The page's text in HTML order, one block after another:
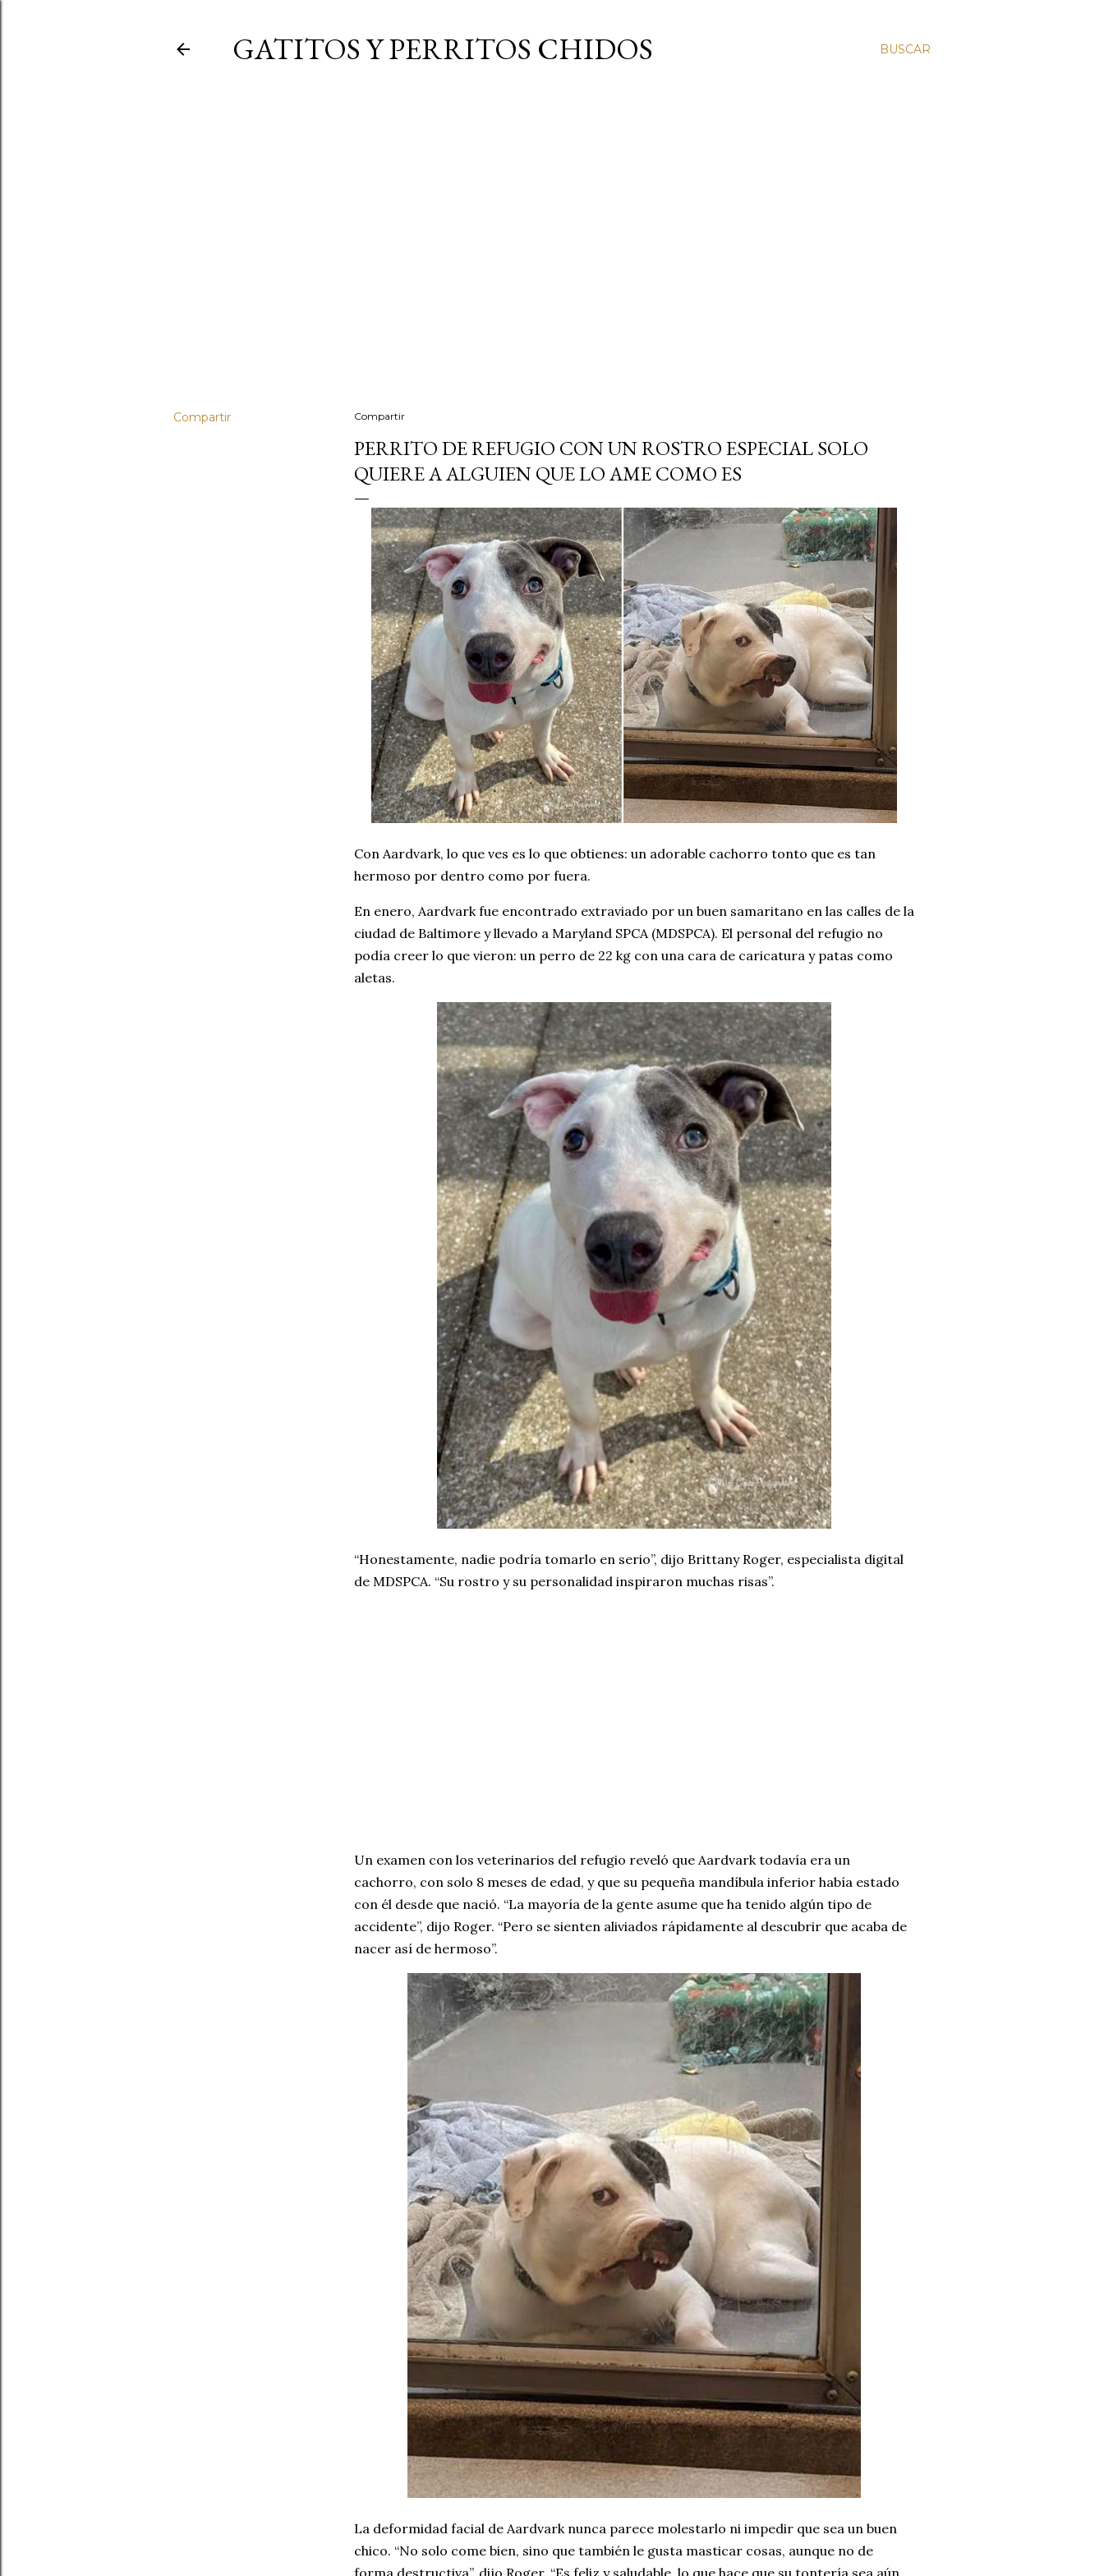
BUSCAR
GATITOS Y PERRITOS CHIDOS
Compartir Compartir
PERRITO DE REFUGIO CON UN ROSTRO ESPECIAL SOLO
QUIERE A ALGUIEN QUE LO AME COMO ES
Con Aardvark, lo que ves es lo que obtienes: un adorable cachorro tonto que es tan
hermoso por dentro como por fuera.
En enero, Aardvark fue encontrado extraviado por un buen samaritano en las calles de la
ciudad de Baltimore y llevado a Maryland SPCA (MDSPCA). El personal del refugio no
podía creer lo que vieron: un perro de 22 kg con una cara de caricatura y patas como
aletas.
“Honestamente, nadie podría tomarlo en serio”, dijo Brittany Roger, especialista digital
de MDSPCA. “Su rostro y su personalidad inspiraron muchas risas”.
Un examen con los veterinarios del refugio reveló que Aardvark todavía era un
cachorro, con solo 8 meses de edad, y que su pequeña mandíbula inferior había estado
con él desde que nació. “La mayoría de la gente asume que ha tenido algún tipo de
accidente”, dijo Roger. “Pero se sienten aliviados rápidamente al descubrir que acaba de
nacer así de hermoso”.
La deformidad facial de Aardvark nunca parece molestarlo ni impedir que sea un buen
chico. “No solo come bien, sino que también le gusta masticar cosas, aunque no de